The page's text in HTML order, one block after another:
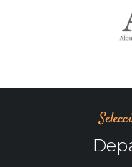
o Salta
Alquileres
Contácte